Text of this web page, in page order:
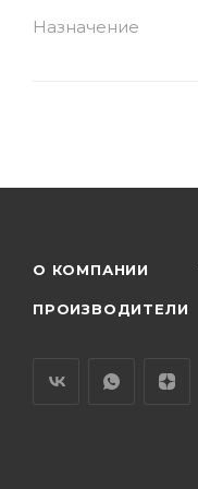
Назначение
О КОМПАНИИ
ПРОИЗВОДИТЕЛИ